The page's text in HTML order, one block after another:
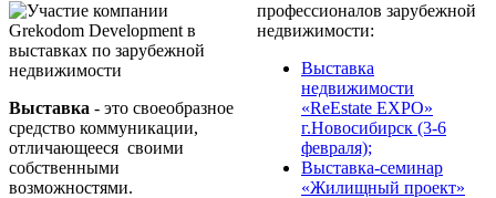
Выставка - это своеобразное
средство коммуникации,
отличающееся своими
собственными
возможностями.
профессионалов зарубежной
недвижимости:
Выставка
недвижимости
«ReEstate EXPO»
г.Новосибирск (3-6
февраля);
Выставка-семинар
«Жилищный проект»